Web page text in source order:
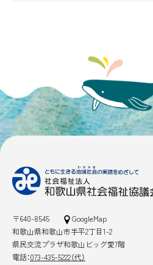
〒640-8545
GoogleMap
和歌山県和歌山市手平2丁目1-2
県民交流プラザ和歌山ビッグ愛7階
電話：073-435-5222（代）